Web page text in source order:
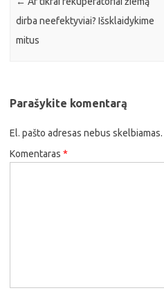
dirba neefektyviai? Išsklaidykime
mitus
Parašykite komentarą
El. pašto adresas nebus skelbiamas.
Komentaras *